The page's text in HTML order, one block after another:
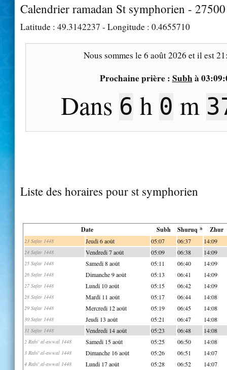
Calendrier ramadan St symphorien - 27500
Latitude : 49.3142237 - Longitude : 0.4655710
Nous sommes le6 août 2026 et il est
Prochaine prière : Subhà
Dans 6 h 0 m
Liste des horaires pour st symphorien
Date Subh Shuruq * Zhur
23 Safar 1448 Jeudi 6 août 05:07 06:37 14:09
24 Safar 1448 Vendredi 7 août 05:09 06:38 14:09
25 Safar 1448 Samedi 8 août 05:11 06:40 14:09
26 Safar 1448 Dimanche 9 août 05:13 06:41 14:09
27 Safar 1448 Lundi 10 août 05:15 06:42 14:09
28 Safar 1448 Mardi 11 août 05:17 06:44 14:08
29 Safar 1448 Mercredi 12 août 05:19 06:45 14:08
30 Safar 1448 Jeudi 13 août 05:21 06:47 14:08
31 Safar 1448 Vendredi 14 août 05:23 06:48 14:08
2 Rabi' al-awwal 1448 Samedi 15 août 05:25 06:50 14:08
3 Rabi' al-awwal 1448 Dimanche 16 août 05:26 06:51 14:07
4 Rabi' al-awwal 1448 Lundi 17 août 05:28 06:52 14:07